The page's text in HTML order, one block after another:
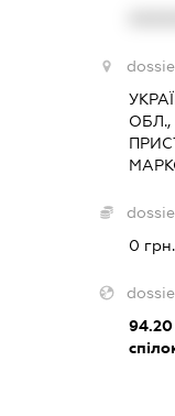
ОБЛ.,
0 грн.
94.20